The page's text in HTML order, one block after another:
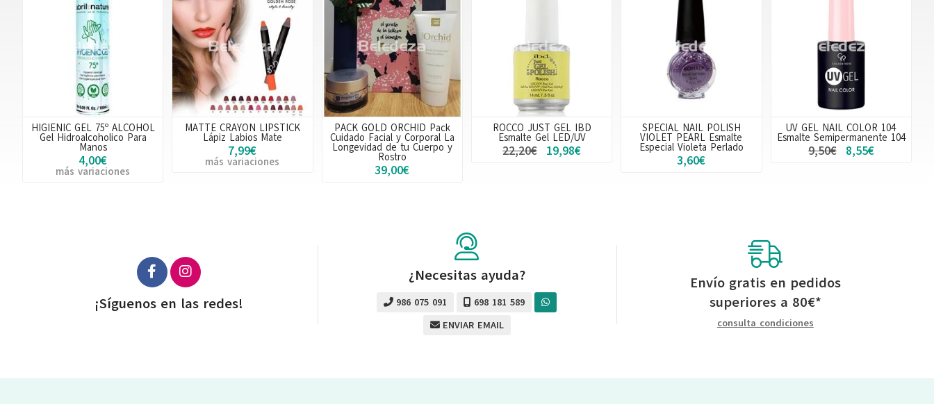
HIGIENIC GEL 75º ALCOHOL
Gel Hidroalcoholico Para
Manos
4,00€
más variaciones
MATTE CRAYON LIPSTICK
Lápiz Labios Mate
7,99€
más variaciones
PACK GOLD ORCHID Pack
Cuidado Facial y Corporal La
Longevidad de tu Cuerpo y
Rostro
39,00€
ROCCO JUST GEL IBD
Esmalte Gel LED/UV
22,20€ 19,98€
SPECIAL NAIL POLISH
VIOLET PEARL Esmalte
Especial Violeta Perlado
3,60€
UV GEL NAIL COLOR 104
Esmalte Semipermanente 104
9,50€ 8,55€
¡Síguenos en las redes!
¿Necesitas ayuda?
986 075 091
698 181 589
ENVIAR EMAIL
Envío gratis en pedidos
superiores a 80€*
consulta condiciones